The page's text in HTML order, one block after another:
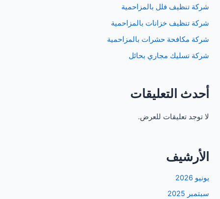
شركة تنظيف فلل بالمزاحمية
شركة تنظيف خزانات بالمزاحمية
شركة مكافحة حشرات بالمزاحمية
شركة تسليك مجاري بحائل
أحدث التعليقات
لا توجد تعليقات للعرض.
الأرشيف
يونيو 2026
سبتمبر 2025